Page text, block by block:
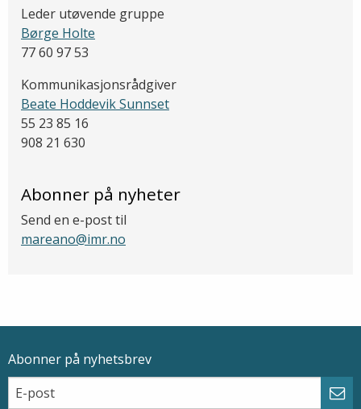
Leder utøvende gruppe
Børge Holte
77 60 97 53
Kommunikasjonsrådgiver
Beate Hoddevik Sunnset
55 23 85 16
908 21 630
Abonner på nyheter
Send en e-post til
mareano@imr.no
Epostadresse
Abonner på nyhetsbrev
Email